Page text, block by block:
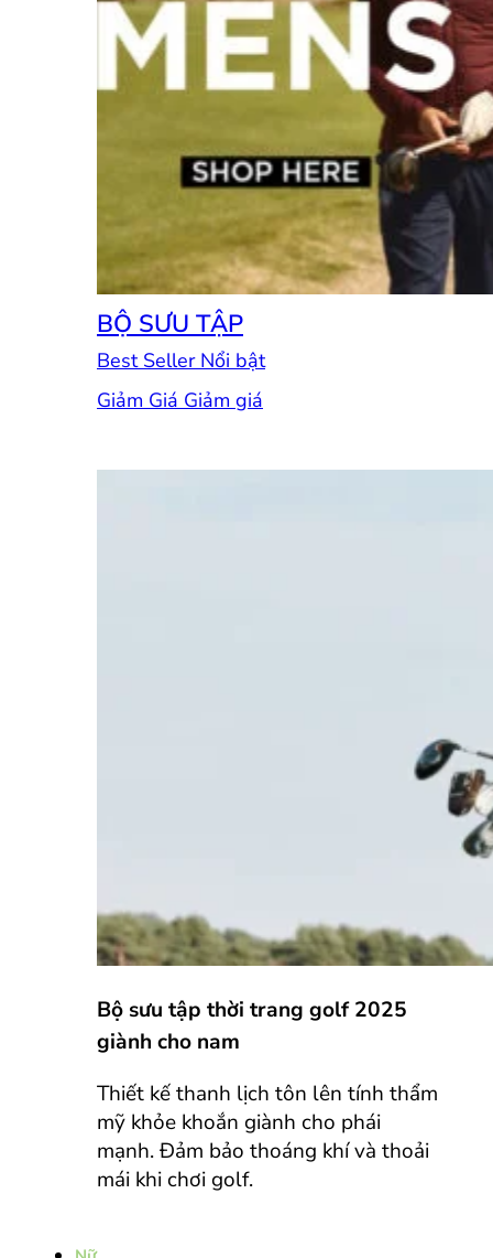
BỘ SƯU TẬP
Best Seller
Giảm Giá
Bộ sưu tập thời trang golf 2025
giành cho nam
Thiết kế thanh lịch tôn lên tính thẩm
mỹ khỏe khoắn giành cho phái
mạnh. Đảm bảo thoáng khí và thoải
mái khi chơi golf.